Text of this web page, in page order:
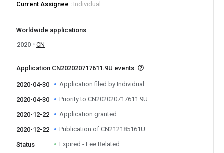
Current Assignee
Individual
Worldwide applications
2020
CN
Application CN202020717611.9U events
2020-04-30 Application filed by Individual
2020-04-30 Priority to CN202020717611.9U
2020-12-22 Application granted
2020-12-22 Publication of CN212185161U
Status Expired - Fee Related